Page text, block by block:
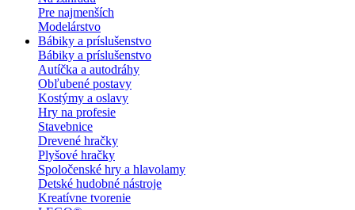
Pre najmenších
Modelárstvo
Bábiky a príslušenstvo
Bábiky a príslušenstvo
Autíčka a autodráhy
Obľubené postavy
Kostýmy a oslavy
Hry na profesie
Stavebnice
Drevené hračky
Plyšové hračky
Spoločenské hry a hlavolamy
Detské hudobné nástroje
Kreatívne tvorenie